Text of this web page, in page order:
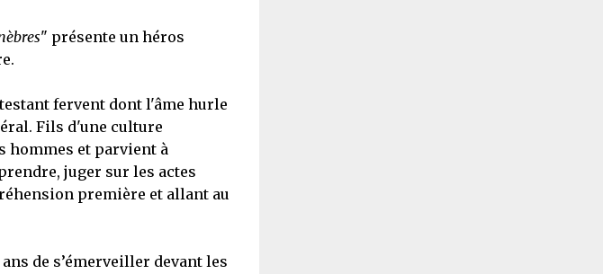
" présente un héros
fervent dont l'âme hurle
Fils d'une culture
hommes et parvient à
juger sur les actes
première et allant au
de s’émerveiller devant les